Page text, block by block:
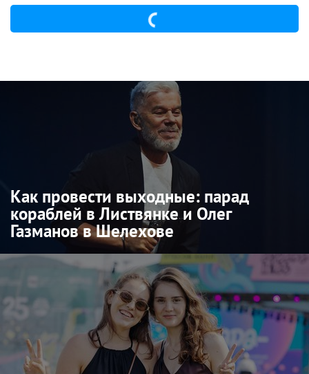
Как провести выходные: парад
кораблей в Листвянке и Олег
Газманов в Шелехове